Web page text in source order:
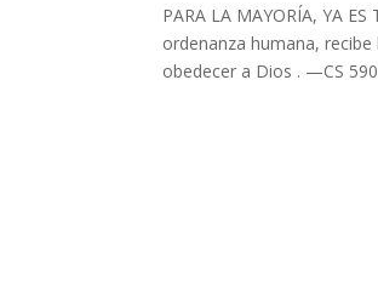
PARA LA MAYORÍA, YA
ordenanza humana,
obedecer a Dios . —CS